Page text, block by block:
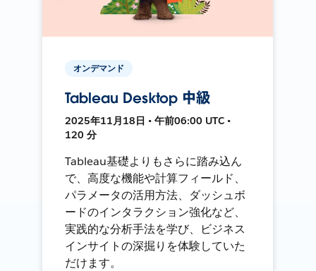
オンデマンド
Tableau Desktop 中級
2025年11月18日 • 午前06:00 UTC •
120 分
Tableau基礎よりもさらに踏み込ん
で、高度な機能や計算フィールド、
パラメータの活用方法、ダッシュボ
ードのインタラクション強化など、
実践的な分析手法を学び、ビジネス
インサイトの深掘りを体験していた
だけます。